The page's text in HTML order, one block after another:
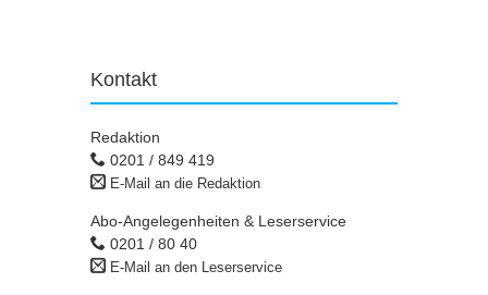
Kontakt
Redaktion
0201 / 849 419
E-Mail an die Redaktion
Abo-Angelegenheiten & Leserservice
0201 / 80 40
E-Mail an den Leserservice